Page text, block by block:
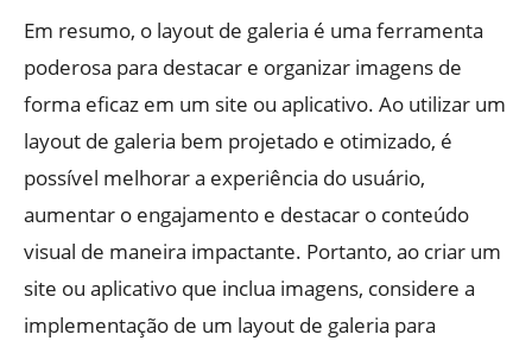
Em resumo, o layout de galeria é uma ferramenta
poderosa para destacar e organizar imagens de
forma eficaz em um site ou aplicativo. Ao utilizar um
layout de galeria bem projetado e otimizado, é
possível melhorar a experiência do usuário,
aumentar o engajamento e destacar o conteúdo
visual de maneira impactante. Portanto, ao criar um
site ou aplicativo que inclua imagens, considere a
implementação de um layout de galeria para